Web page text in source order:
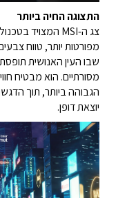
התצוגה החיה ביותר
מפורטות יותר, טווח
שבו העין האנושית
מסורתיים. הוא מבטיח
הגבוהה ביותר, תוך
יוצאת דופן.